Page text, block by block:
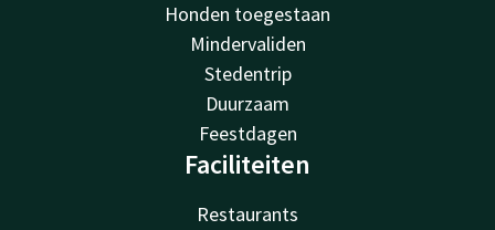
Honden toegestaan
Mindervaliden
Stedentrip
Duurzaam
Feestdagen
Faciliteiten
Restaurants